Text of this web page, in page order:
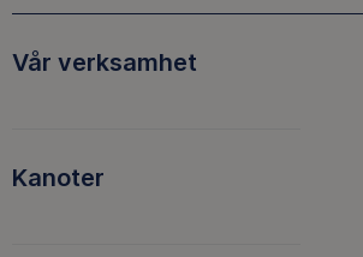
Vår verksamhet
Kanoter